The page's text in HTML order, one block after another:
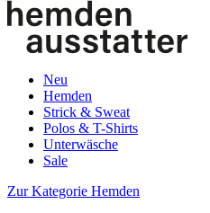
Neu
Hemden
Strick & Sweat
Polos & T-Shirts
Unterwäsche
Sale
Zur Kategorie Hemden